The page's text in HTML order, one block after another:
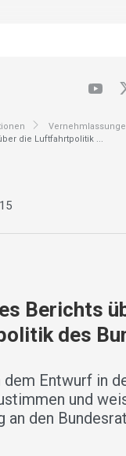
die Luftfahrtpolitik ...
Berichts
des
dem Entwurf in
und
an den